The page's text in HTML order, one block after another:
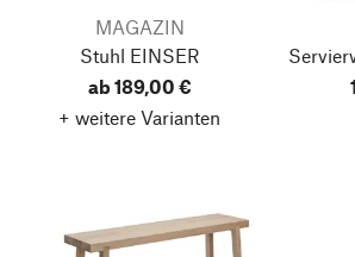
MAGAZIN
Stuhl EINSER
ab 189,00 €
+ weitere Varianten